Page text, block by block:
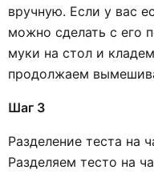
вручную. Если у вас
можно сделать с его
муки на стол и
продолжаем
Шаг 3
Разделение теста на
Разделяем тесто на